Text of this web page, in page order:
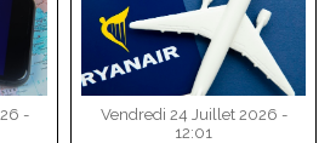
-
Vendredi 24 Juillet 2026 -
12:01